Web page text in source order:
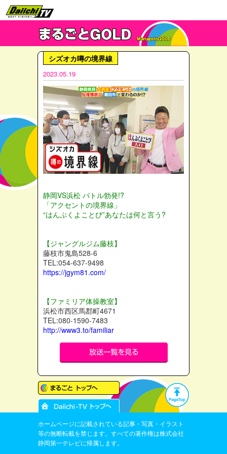
シズオカ噂の境界線
2023.05.19
静岡VS浜松 バトル勃発!?
「アクセントの境界線」
“はんぷくよことび”あなたは何と言う?
【ジャングルジム藤枝】
藤枝市鬼島528-6
TEL:054-637-9498
https://jgym81.com/
【ファミリア体操教室】
浜松市西区馬郡町4671
TEL:080-1590-7483
http://www3.to/familiar
ホームページに記載されている記事・写真・イラスト
等の無断転載を禁じます。すべての著作権は株式会社
静岡第一テレビに帰属します。